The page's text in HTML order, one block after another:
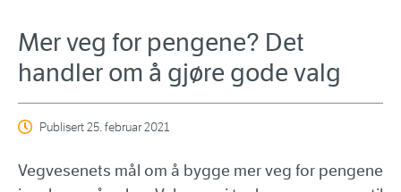
Mer veg for pengene? Det
handler om å gjøre gode valg
Publisert25. februar 2021
Vegvesenets mål om å bygge mer veg for pengene